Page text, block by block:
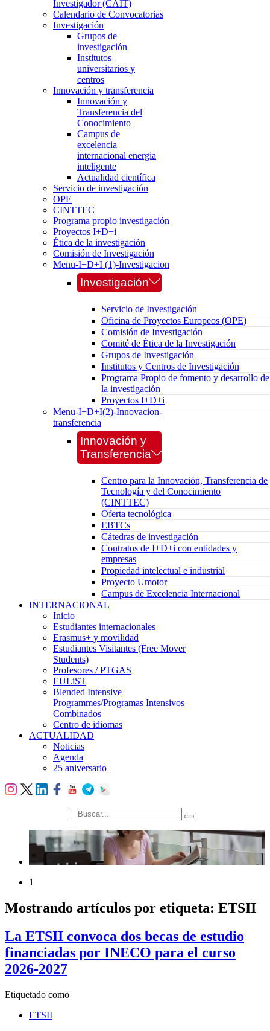
Investigador (CAIT)
Calendario de Convocatorias
Investigación
Grupos de
investigación
Institutos
universitarios y
centros
Innovación y transferencia
Innovación y
Transferencia del
Conocimiento
Campus de
excelencia
internacional energia
inteligente
Actualidad científica
Servicio de investigación
OPE
CINTTEC
Programa propio investigación
Proyectos I+D+i
Ética de la investigación
Comisión de Investigación
Menu-I+D+I (1)-Investigacion
Investigación
Servicio de Investigación
Oficina de Proyectos Europeos (OPE)
Comisión de Investigación
Comité de Ética de la Investigación
Grupos de Investigación
Institutos y Centros de Investigación
Programa Propio de fomento y desarrollo de
la investigación
Proyectos I+D+i
Menu-I+D+I(2)-Innovacion-
transferencia
Innovación y
Transferencia
Centro para la Innovación, Transferencia de
Tecnología y del Conocimiento
(CINTTEC)
Oferta tecnológica
EBTCs
Cátedras de investigación
Contratos de I+D+i con entidades y
empresas
Propiedad intelectual e industrial
Proyecto Umotor
Campus de Excelencia Internacional
INTERNACIONAL
Inicio
Estudiantes internacionales
Erasmus+ y movilidad
Estudiantes Visitantes (Free Mover
Students)
Profesores / PTGAS
EULiST
Blended Intensive
Programmes/Programas Intensivos
Combinados
Centro de idiomas
ACTUALIDAD
Noticias
Agenda
25 aniversario
búsqueda
1
Mostrando artículos por etiqueta: ETSII
La ETSII convoca dos becas de estudio
financiadas por INECO para el curso
2026-2027
Etiquetado como
ETSII